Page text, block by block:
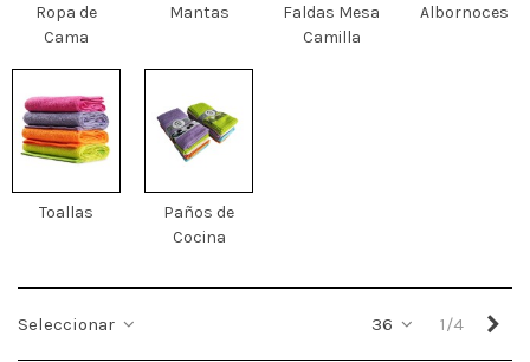
Ropa de
Cama
Mantas
Faldas Mesa
Camilla
Albornoces
Toallas
Paños de
Cocina
Seleccionar 36 1/4